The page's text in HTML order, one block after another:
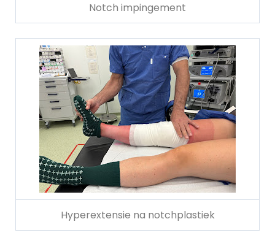
Notch impingement
Hyperextensie na notchplastiek